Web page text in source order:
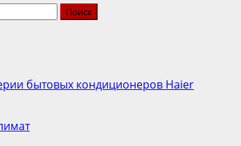
бытовых кондиционеров Haier